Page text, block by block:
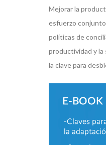
Mejorar la
esfuerzo
políticas de
productividad y la
la clave para